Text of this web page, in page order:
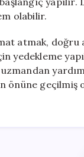
olabilir.
atmak,
yedekleme
önüne geçilmiş